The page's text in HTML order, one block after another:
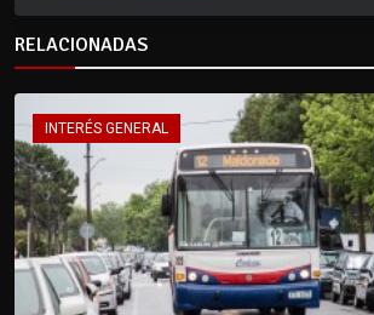
RELACIONADAS
INTERÉS GENERAL